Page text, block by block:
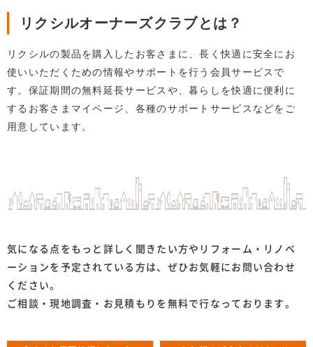
リクシルオーナーズクラブとは？
リクシルの製品を購入したお客さまに、長く快適に安全にお
使いいただくための情報やサポートを行う会員サービスで
す。保証期間の無料延長サービスや、暮らしを快適に便利に
するお客さまマイページ、各種のサポートサービスなどをご
用意しています。
気になる点をもっと詳しく聞きたい方やリフォーム・リノベ
ーションを予定されている方は、ぜひお気軽にお問い合わせ
ください。
ご相談・現地調査・お見積もりを無料で行なっております。